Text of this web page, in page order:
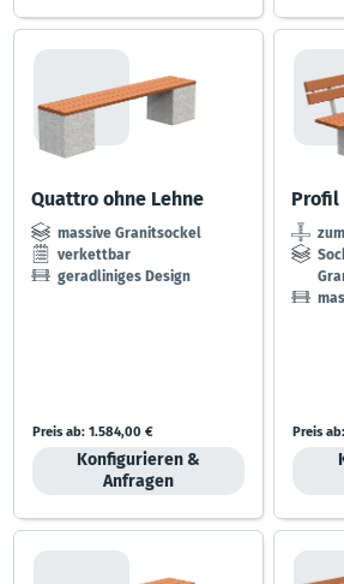
Quattro ohne Lehne
massive Granitsockel
verkettbar
geradliniges Design
Preis ab:1.584,00 €
Konfigurieren &
Anfragen
Profil
Preis ab: